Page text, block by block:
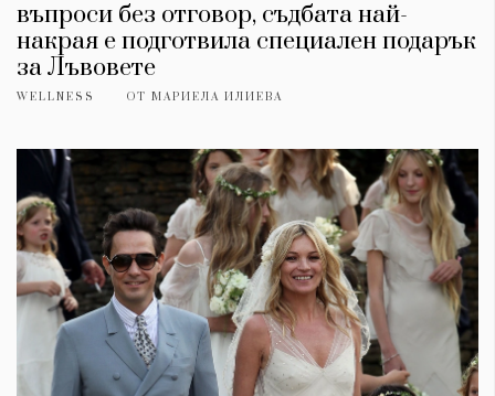
въпроси без отговор, съдбата най-
накрая е подготвила специален подарък
за Лъвовете
WELLNESS ОТ МАРИЕЛА ИЛИЕВА